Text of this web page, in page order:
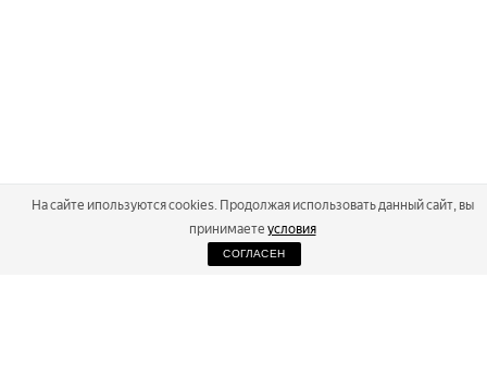
На сайте ипользуются cookies. Продолжая использовать данный сайт, вы
принимаете условия
СОГЛАСЕН